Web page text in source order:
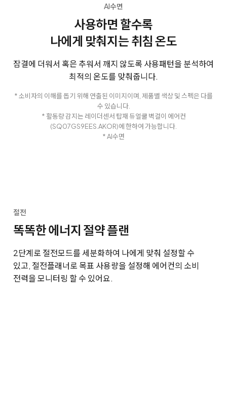
AI수면
사용하면 할수록
나에게 맞춰지는 취침 온도
잠결에 더워서 혹은 추워서 깨지 않도록 사용패턴을 분석하여
최적의 온도를 맞춰줍니다.
* 소비자의 이해를 돕기 위해 연출된 이미지이며, 제품별 색상 및 스펙은 다를
수 있습니다.
* 활동량 감지는 레이더센서 탑재 듀얼쿨 벽걸이 에어컨
(SQ07GS9EES.AKOR)에 한하여 가능합니다.
* AI수면
절전
똑똑한 에너지 절약 플랜
2단계로 절전모드를 세분화하여 나에게 맞춰 설정할 수
있고, 절전플래너로 목표 사용량을 설정해 에어컨의 소비
전력을 모니터링 할 수 있어요.